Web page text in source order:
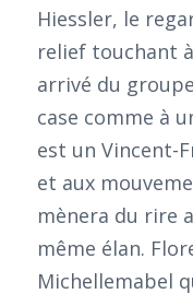
Hiessler, le
relief touchant
arrivé du
case comme à
est un Vincent-
et aux
mènera du rire
même élan.
Michellemabel